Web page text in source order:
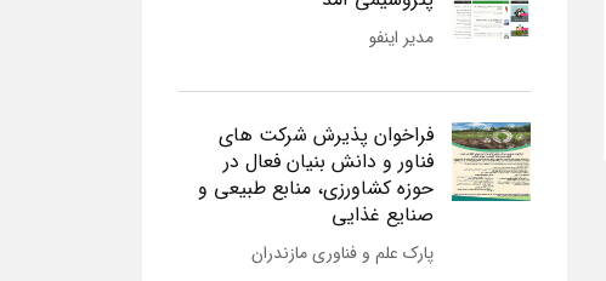
مدیر اینفو
فراخوان پذیرش شرکت های
فناور و دانش بنیان فعال در
حوزه کشاورزی، منابع طبیعی و
صنایع غذایی
پارک علم و فناوری مازندران